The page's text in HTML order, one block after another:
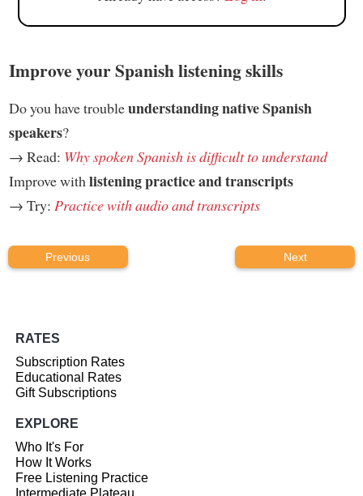
Improve your Spanish listening skills
Do you have troubleunderstanding native Spanish
speakers?
→ Read: Why spoken Spanish is difficult to understand
Improve with listening practice and transcripts
→ Try: Practice with audio and transcripts
Previous Next
RATES
Subscription Rates
Educational Rates
Gift Subscriptions
EXPLORE
Who It's For
How It Works
Free Listening Practice
Intermediate Plateau